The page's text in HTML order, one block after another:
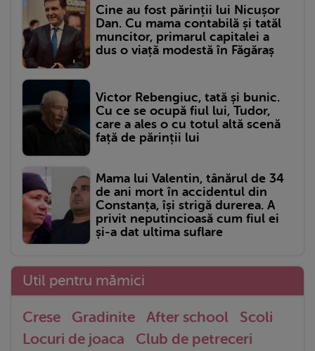
Cine au fost părinții lui Nicușor
Dan. Cu mama contabilă și tatăl
muncitor, primarul capitalei a
dus o viață modestă în Făgăraș
Victor Rebengiuc, tată și bunic.
Cu ce se ocupă fiul lui, Tudor,
care a ales o cu totul altă scenă
față de părinții lui
Mama lui Valentin, tânărul de 34
de ani mort în accidentul din
Constanța, își strigă durerea. A
privit neputincioasă cum fiul ei
și-a dat ultima suflare
Util pentru mămici
Crese Gradinite After school
Scoli
Locuri de joaca
Club de petreceri